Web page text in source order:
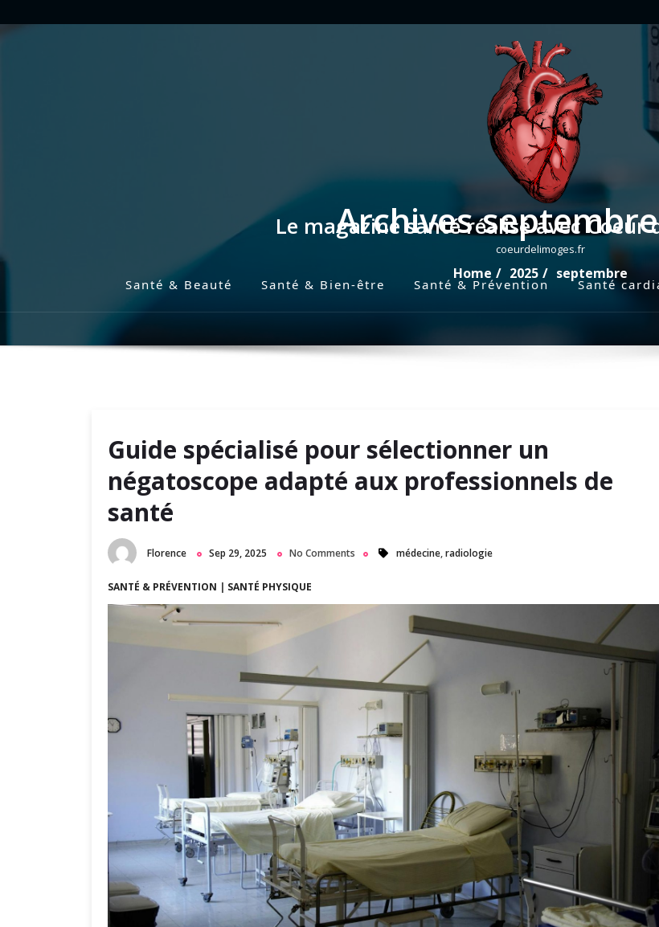
to
Le magazine santé réalisé avec Coeur
coeurdelimoges.fr
r
M
e
u
Santé & Beauté Santé & Bien-être Santé & Prévention Santé
Archives
Home 2025 septembre
Guide spécialisé pour sélectionner un
négatoscope adapté aux professionnels de
santé
Florence Sep 29, 2025 No Comments médecine,radiologie
SANTÉ & PRÉVENTION | SANTÉ PHYSIQUE